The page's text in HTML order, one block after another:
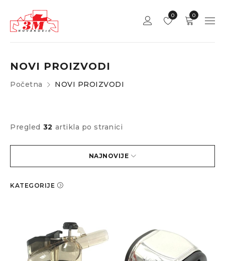
0
0
Početna NOVI PROIZVODI
NOVI PROIZVODI
KATEGORIJE
NAJNOVIJE
Pregled 32 artikla po stranici